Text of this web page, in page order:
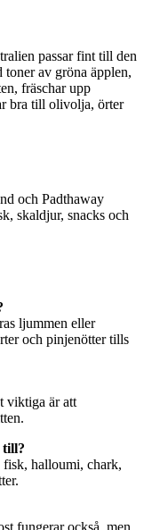
passar fint till den
av gröna äpplen,
fräschar upp
bra till olivolja, örter
och Padthaway
skaldjur, snacks och
ljummen eller
och pinjenötter tills
viktiga är att
till?
halloumi, chark,
fungerar också, men